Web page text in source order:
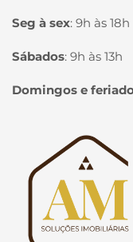
Seg à sex: 9h às 18h
Sábados: 9h às 13h
Domingos e
Página inicial